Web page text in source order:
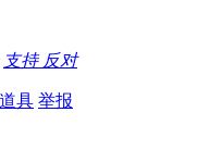
支持 反对
具 举报